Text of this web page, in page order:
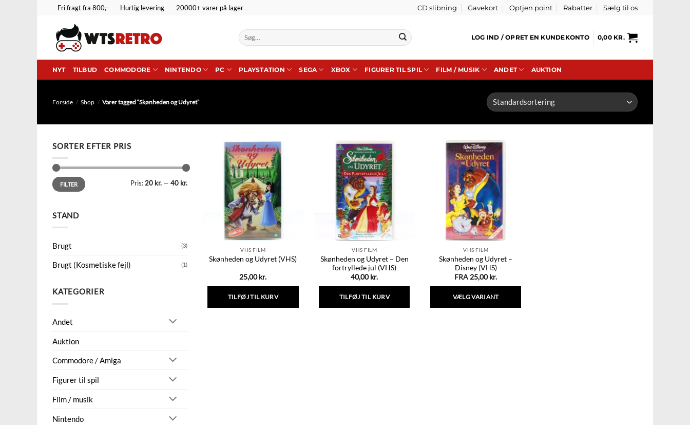
Fortsæt
indhold
Fri fragt fra 800,- Hurtig levering 20000+ varer på lager CD slibning Gavekort Optjen point Rabatter Sælg til os
Søg
efter:
LOG IND / OPRET EN KUNDEKONTO 0,00 KR.
NYT TILBUD COMMODORE NINTENDO PC PLAYSTATION SEGA XBOX FIGURER TIL SPIL FILM / MUSIK ANDET AUKTION
Forside / Shop / Varer tagged “Skønheden og Udyret”
SORTER EFTER PRIS
Mindste
pris
Højeste
prisFILTER Pris:20 kr.— 40 kr.
STAND
Brugt (3)
Brugt (Kosmetiske fejl) (1)
KATEGORIER
Andet
Auktion
Commodore / Amiga
Figurer til spil
Film / musik
Nintendo
VHS FILM
Skønheden og Udyret (VHS)
25,00kr.
TILFØJ TIL KURV
VHS FILM
Skønheden og Udyret – Den
fortryllede jul (VHS)
40,00kr.
TILFØJ TIL KURV
VHS FILM
Skønheden og Udyret –
Disney (VHS)
FRA 25,00kr.
VÆLG VARIANT